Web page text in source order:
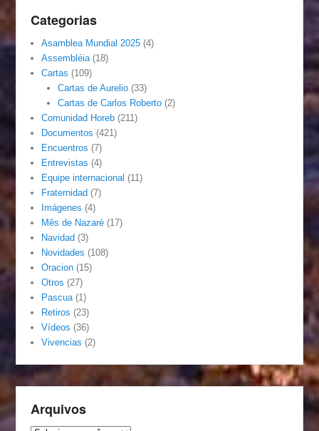
Categorias
Asamblea Mundial 2025 (4)
Assembléia (18)
Cartas (109)
Cartas de Aurelio(33)
Cartas de Carlos Roberto(2)
Comunidad Horeb (211)
Documentos (421)
Encuentros (7)
Entrevistas (4)
Equipe internacional (11)
Fraternidad (7)
Imágenes (4)
Mês de Nazaré (17)
Navidad (3)
Novidades (108)
Oracion (15)
Otros (27)
Pascua (1)
Retiros (23)
Vídeos (36)
Vivencias (2)
Arquivos